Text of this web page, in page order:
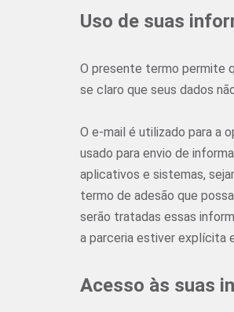
Uso de suas
O presente termo permite
se claro que seus dados
O e-mail é utilizado para a
usado para envio de
aplicativos e sistemas,
termo de adesão que
serão tratadas essas
a parceria estiver explícita
Acesso às suas